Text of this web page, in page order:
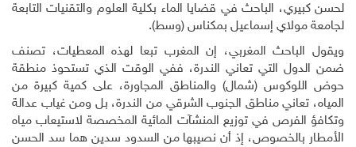
لحسن كبيري، الباحث في قضايا الماء بكلية العلوم والتقنيات التابعة
لجامعة مولاي إسماعيل بمكناس (وسط).
ويقول الباحث المغربي، إن المغرب تبعا لهذه المعطيات، تصنف
ضمن الدول التي تعاني الندرة، ففي الوقت الذي تستحوذ منطقة
حوض اللوكوس (شمال) والمناطق المجاورة، على كمية كبيرة من
المياه، تعاني مناطق الجنوب الشرقي من الندرة، بل ومن غياب عدالة
وتكافؤ الفرص في توزيع المنشآت المائية المخصصة لاستيعاب مياه
الأمطار بالخصوص، إذ أن نصيبها من السدود سدين هما سد الحسن